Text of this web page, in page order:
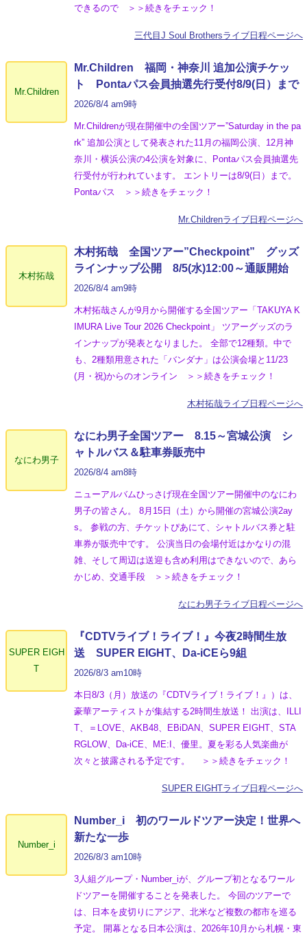
できるので ＞＞続きをチェック！
三代目J Soul Brothersライブ日程ページへ
Mr.Children
Mr.Children 福岡・神奈川 追加公演チケッ
ト Pontaパス会員抽選先行受付8/9(日）まで
2026/8/4 am9時
Mr.Childrenが現在開催中の全国ツアー”Saturday in the pa
rk” 追加公演として発表された11月の福岡公演、12月神
奈川・横浜公演の4公演を対象に、Pontaパス会員抽選先
行受付が行われています。 エントリーは8/9(日）まで。
Pontaパス ＞＞続きをチェック！
Mr.Childrenライブ日程ページへ
木村拓哉
木村拓哉 全国ツアー”Checkpoint” グッズ
ラインナップ公開 8/5(水)12:00～通販開始
2026/8/4 am9時
木村拓哉さんが9月から開催する全国ツアー「TAKUYA K
IMURA Live Tour 2026 Checkpoint」 ツアーグッズのラ
インナップが発表となりました。 全部で12種類。中で
も、2種類用意された「バンダナ」は公演会場と11/23
(月・祝)からのオンライン ＞＞続きをチェック！
木村拓哉ライブ日程ページへ
なにわ男子
なにわ男子全国ツアー 8.15～宮城公演 シ
ャトルバス＆駐車券販売中
2026/8/4 am8時
ニューアルバムひっさげ現在全国ツアー開催中のなにわ
男子の皆さん。 8月15日（土）から開催の宮城公演2ay
s。 参戦の方、チケットぴあにて、シャトルバス券と駐
車券が販売中です。 公演当日の会場付近はかなりの混
雑、そして周辺は送迎も含め利用はできないので、あら
かじめ、交通手段 ＞＞続きをチェック！
なにわ男子ライブ日程ページへ
SUPER EIGH
T
『CDTVライブ！ライブ！』今夜2時間生放
送 SUPER EIGHT、Da-iCEら9組
2026/8/3 am10時
本日8/3（月）放送の『CDTVライブ！ライブ！』）は、
豪華アーティストが集結する2時間生放送！ 出演は、ILLI
T、＝LOVE、AKB48、EBiDAN、SUPER EIGHT、STA
RGLOW、Da-iCE、ME:I、優里。夏を彩る人気楽曲が
次々と披露される予定です。 ＞＞続きをチェック！
SUPER EIGHTライブ日程ページへ
Number_i
Number_i 初のワールドツアー決定！世界へ
新たな一歩
2026/8/3 am10時
3人組グループ・Number_iが、グループ初となるワール
ドツアーを開催することを発表した。 今回のツアーで
は、日本を皮切りにアジア、北米など複数の都市を巡る
予定。 開幕となる日本公演は、2026年10月から札幌・東